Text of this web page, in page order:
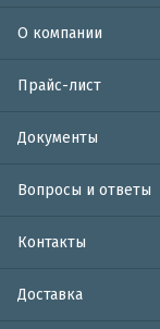
О компании
Прайс-лист
Документы
Вопросы и ответы
Контакты
Доставка